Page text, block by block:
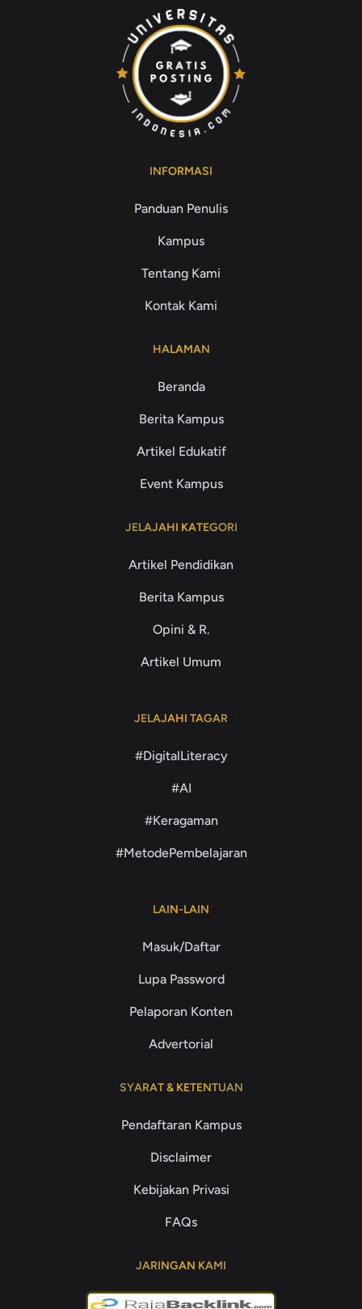
INFORMASI
Panduan Penulis
Kampus
Tentang Kami
Kontak Kami
HALAMAN
Beranda
Berita Kampus
Artikel Edukatif
Event Kampus
JELAJAHI KATEGORI
Artikel Pendidikan
Berita Kampus
Opini & R.
Artikel Umum
JELAJAHI TAGAR
#DigitalLiteracy
#AI
#Keragaman
#MetodePembelajaran
LAIN-LAIN
Masuk/Daftar
Lupa Password
Pelaporan Konten
Advertorial
SYARAT & KETENTUAN
Pendaftaran Kampus
Disclaimer
Kebijakan Privasi
FAQs
JARINGAN KAMI